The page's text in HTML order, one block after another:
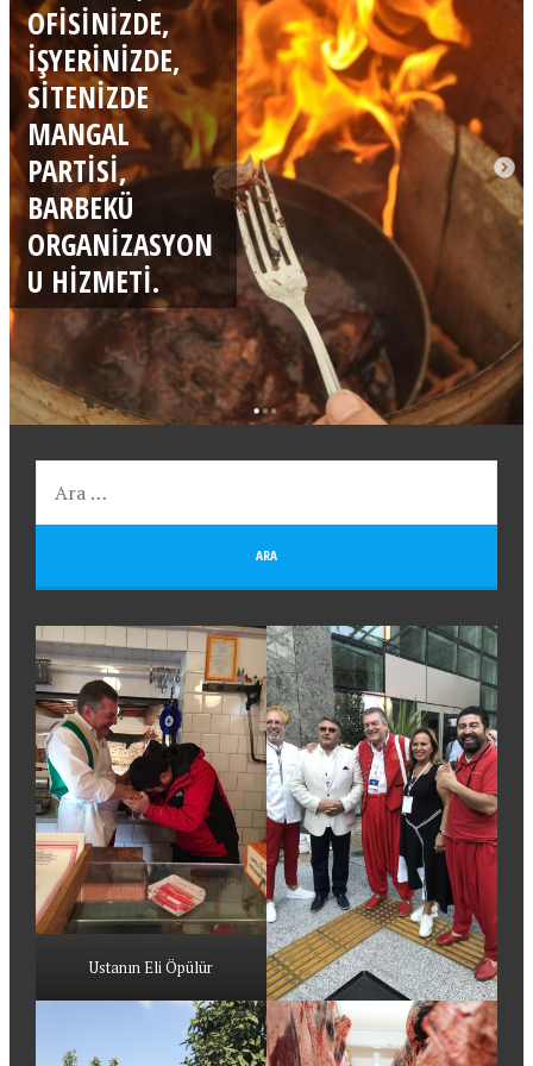
OFISINIZDE,
İŞYERINIZDE,
SITENIZDE
MANGAL
PARTISI,
BARBEKÜ
ORGANIZASYON
U HIZMETI.
Ustanın Eli Öpülür